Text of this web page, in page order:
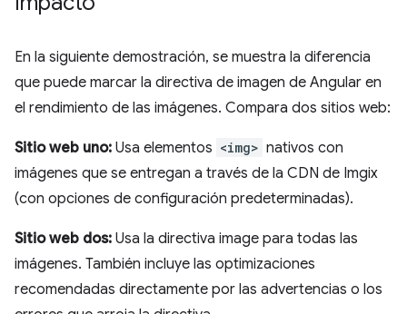
En la siguiente demostración, se muestra la diferencia
que puede marcar la directiva de imagen de Angular en
el rendimiento de las imágenes. Compara dos sitios web:
Sitio web uno: Usa elementos <img> nativos con
imágenes que se entregan a través de la CDN de Imgix
(con opciones de configuración predeterminadas).
Sitio web dos: Usa la directiva image para todas las
imágenes. También incluye las optimizaciones
recomendadas directamente por las advertencias o los